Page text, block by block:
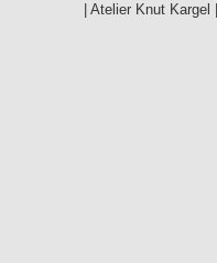
|Atelier Knut Kargel